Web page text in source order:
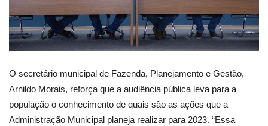
O secretário municipal de Fazenda, Planejamento e Gestão,
Arnildo Morais, reforça que a audiência pública leva para a
população o conhecimento de quais são as ações que a
Administração Municipal planeja realizar para 2023. “Essa